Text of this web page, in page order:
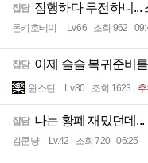
잡담 잠행하다 무전하니...
돈키호테이 Lv.66 조회 962
잡담 이제 슬슬 복귀준비
윈스턴 Lv.80 조회 1623 추
잡담 나는 황폐 재밌던데...
김쿤냥 Lv.42 조회 720 06:25